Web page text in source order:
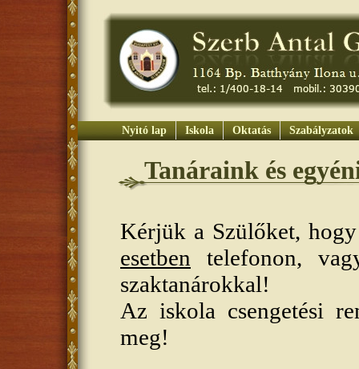
Nyitó lap Iskola Oktatás Szabályzatok
Tanáraink és
Kérjük a Szülőket,
esetben telefonon,
szaktanárokkal!
Az iskola csengetési
meg!